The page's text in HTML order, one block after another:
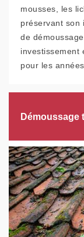
mousses, les
préservant son
de
investissement
pour les
Démoussage